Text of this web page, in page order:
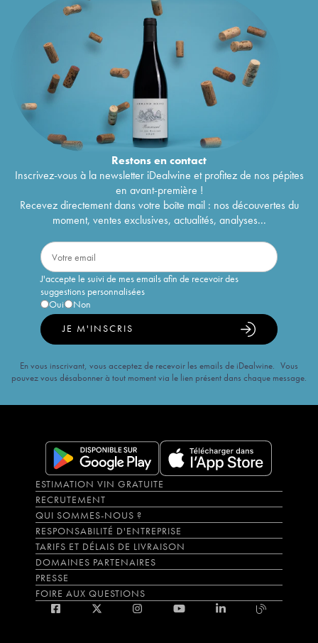
Restons encontact
Inscrivez-vous à la newsletter iDealwine et profitez de nos pépites
en avant-première !
Recevez directement dans votre boîte mail : nos découvertes du
moment, ventes exclusives, actualités, analyses...
J'accepte le suivi de mes emails afin de recevoir des
suggestions personnalisées
Oui
Non
JE M'INSCRIS
En vous inscrivant, vous acceptez de recevoir les emails de iDealwine. Vous
pouvez vous désabonner à tout moment via le lien présent dans chaque message.
ESTIMATION VIN GRATUITE
RECRUTEMENT
QUI SOMMES-NOUS ?
RESPONSABILITÉ D'ENTREPRISE
TARIFS ET DÉLAIS DE LIVRAISON
DOMAINES PARTENAIRES
PRESSE
FOIRE AUX QUESTIONS